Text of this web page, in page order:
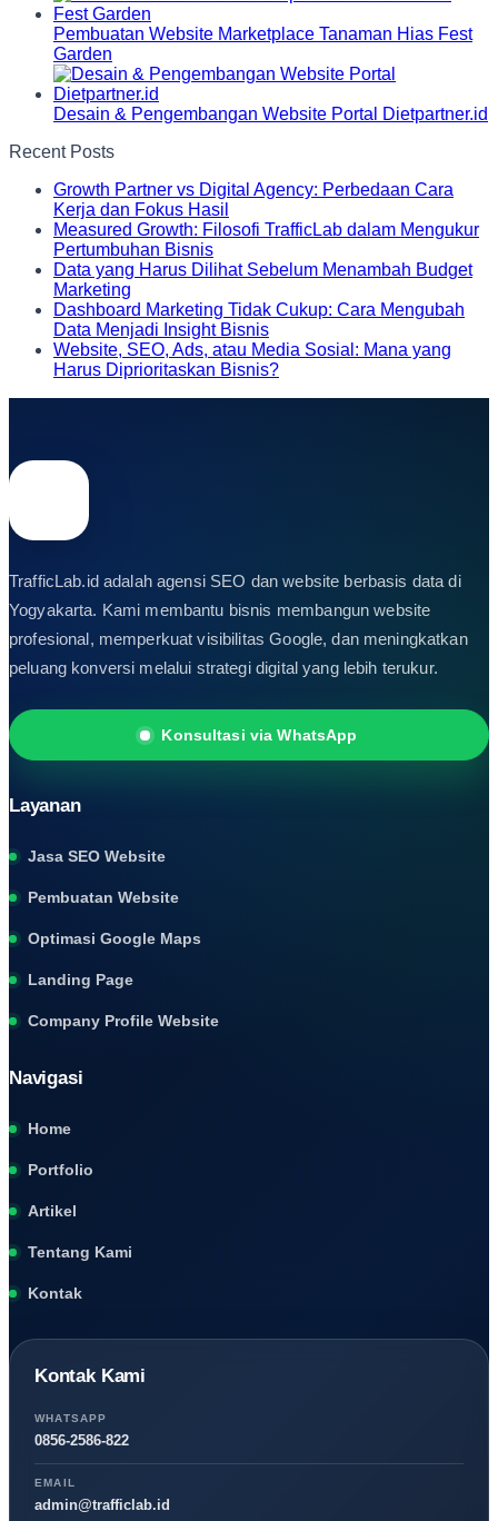
Pembuatan Website Marketplace Tanaman Hias Fest
Garden
Desain & Pengembangan Website Portal Dietpartner.id
Recent Posts
Growth Partner vs Digital Agency: Perbedaan Cara
Kerja dan Fokus Hasil
Measured Growth: Filosofi TrafficLab dalam Mengukur
Pertumbuhan Bisnis
Data yang Harus Dilihat Sebelum Menambah Budget
Marketing
Dashboard Marketing Tidak Cukup: Cara Mengubah
Data Menjadi Insight Bisnis
Website, SEO, Ads, atau Media Sosial: Mana yang
Harus Diprioritaskan Bisnis?
TrafficLab.id adalah agensi SEO dan website berbasis data di
Yogyakarta. Kami membantu bisnis membangun website
profesional, memperkuat visibilitas Google, dan meningkatkan
peluang konversi melalui strategi digital yang lebih terukur.
Konsultasi via WhatsApp
Layanan
Jasa SEO Website
Pembuatan Website
Optimasi Google Maps
Landing Page
Company Profile Website
Navigasi
Home
Portfolio
Artikel
Tentang Kami
Kontak
Kontak Kami
WHATSAPP
0856-2586-822
EMAIL
admin@trafficlab.id